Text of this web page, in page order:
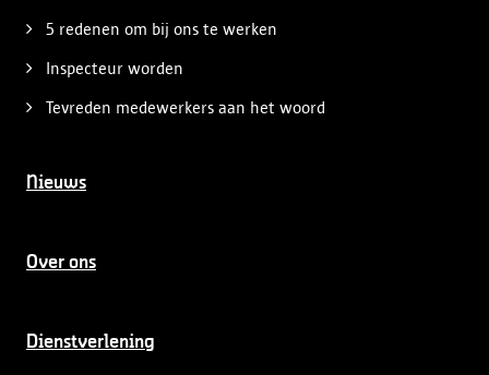
5 redenen om bij ons te werken
Inspecteur worden
Tevreden medewerkers aan het woord
Nieuws
Over ons
Dienstverlening